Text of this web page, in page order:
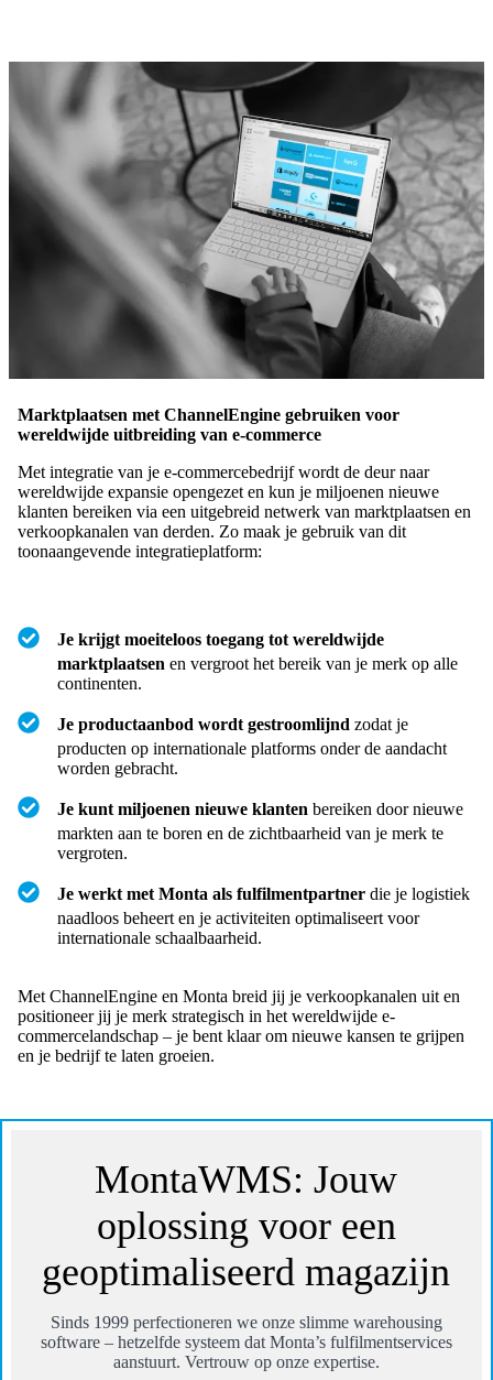
Marktplaatsen met ChannelEngine gebruiken voor
wereldwijde uitbreiding van e-commerce
Met integratie van je e-commercebedrijf wordt de deur naar
wereldwijde expansie opengezet en kun je miljoenen nieuwe
klanten bereiken via een uitgebreid netwerk van marktplaatsen en
verkoopkanalen van derden. Zo maak je gebruik van dit
toonaangevende integratieplatform:
Je krijgt moeiteloos toegang tot wereldwijde
marktplaatsen en vergroot het bereik van je merk op alle
continenten.
Je productaanbod wordt gestroomlijnd zodat je
producten op internationale platforms onder de aandacht
worden gebracht.
Je kunt miljoenen nieuwe klanten bereiken door nieuwe
markten aan te boren en de zichtbaarheid van je merk te
vergroten.
Je werkt met Monta als fulfilmentpartner die je logistiek
naadloos beheert en je activiteiten optimaliseert voor
internationale schaalbaarheid.
Met ChannelEngine en Monta breid jij je verkoopkanalen uit en
positioneer jij je merk strategisch in het wereldwijde e-
commercelandschap – je bent klaar om nieuwe kansen te grijpen
en je bedrijf te laten groeien.
MontaWMS: Jouw
oplossing voor een
geoptimaliseerd magazijn
Sinds 1999 perfectioneren we onze slimme warehousing
software – hetzelfde systeem dat Monta’s fulfilmentservices
aanstuurt. Vertrouw op onze expertise.